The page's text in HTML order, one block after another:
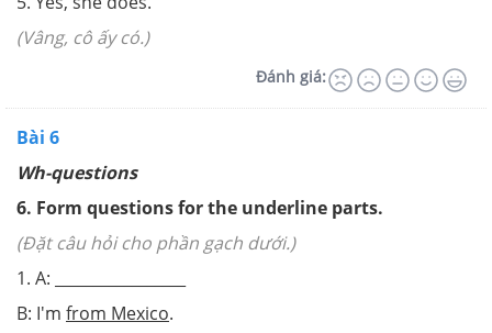
(Vâng, cô ấy có.)
Đánh giá:
Bài 6
Wh-questions
6. Form questions for the underline parts.
(Đặt câu hỏi cho phần gạch dưới.)
1. A: _________________
B: I'm from Mexico.